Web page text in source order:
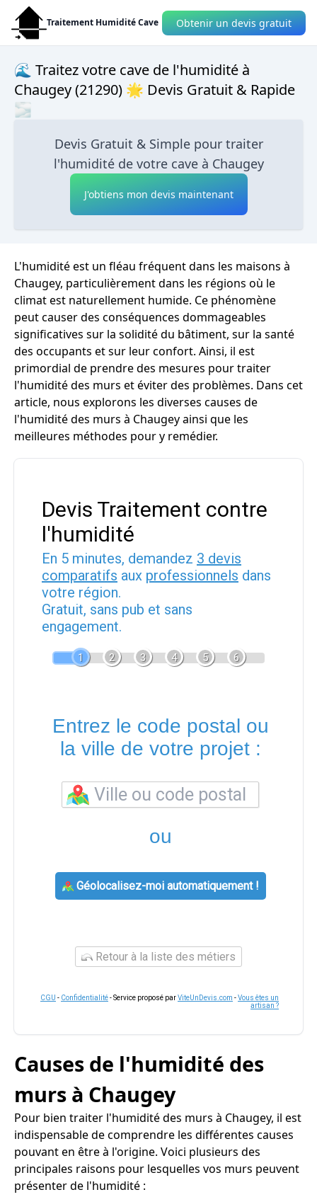
Traitement Humidité Cave Obtenir un devis gratuit
🌊 Traitez votre cave de l'humidité à
Chaugey (21290) 🌟 Devis Gratuit & Rapide
🌫
Devis Gratuit & Simple pour traiter
l'humidité de votre cave à Chaugey
J'obtiens mon devis maintenant
L'humidité est un fléau fréquent dans les maisons à
Chaugey, particulièrement dans les régions où le
climat est naturellement humide. Ce phénomène
peut causer des conséquences dommageables
significatives sur la solidité du bâtiment, sur la santé
des occupants et sur leur confort. Ainsi, il est
primordial de prendre des mesures pour traiter
l'humidité des murs et éviter des problèmes. Dans cet
article, nous explorons les diverses causes de
l'humidité des murs à Chaugey ainsi que les
meilleures méthodes pour y remédier.
Devis Traitement contre
l'humidité
En 5 minutes, demandez 3 devis
comparatifs aux professionnels dans
votre région.
Gratuit, sans pub et sans
engagement.
1 2 3 4 5 6
Entrez le code postal ou
la ville de votre projet :
ou
Géolocalisez-moi automatiquement !
Retour à la liste des métiers
CGU - Confidentialité- Service proposé parViteUnDevis.com -Vous êtes un
artisan ?
Causes de l'humidité des
murs à Chaugey
Pour bien traiter l'humidité des murs à Chaugey, il est
indispensable de comprendre les différentes causes
pouvant en être à l'origine. Voici plusieurs des
principales raisons pour lesquelles vos murs peuvent
présenter de l'humidité :